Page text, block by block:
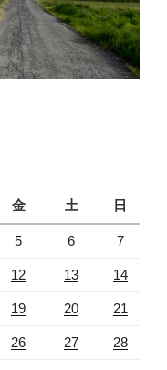
金 土 日
5 6 7
12 13 14
19 20 21
26 27 28